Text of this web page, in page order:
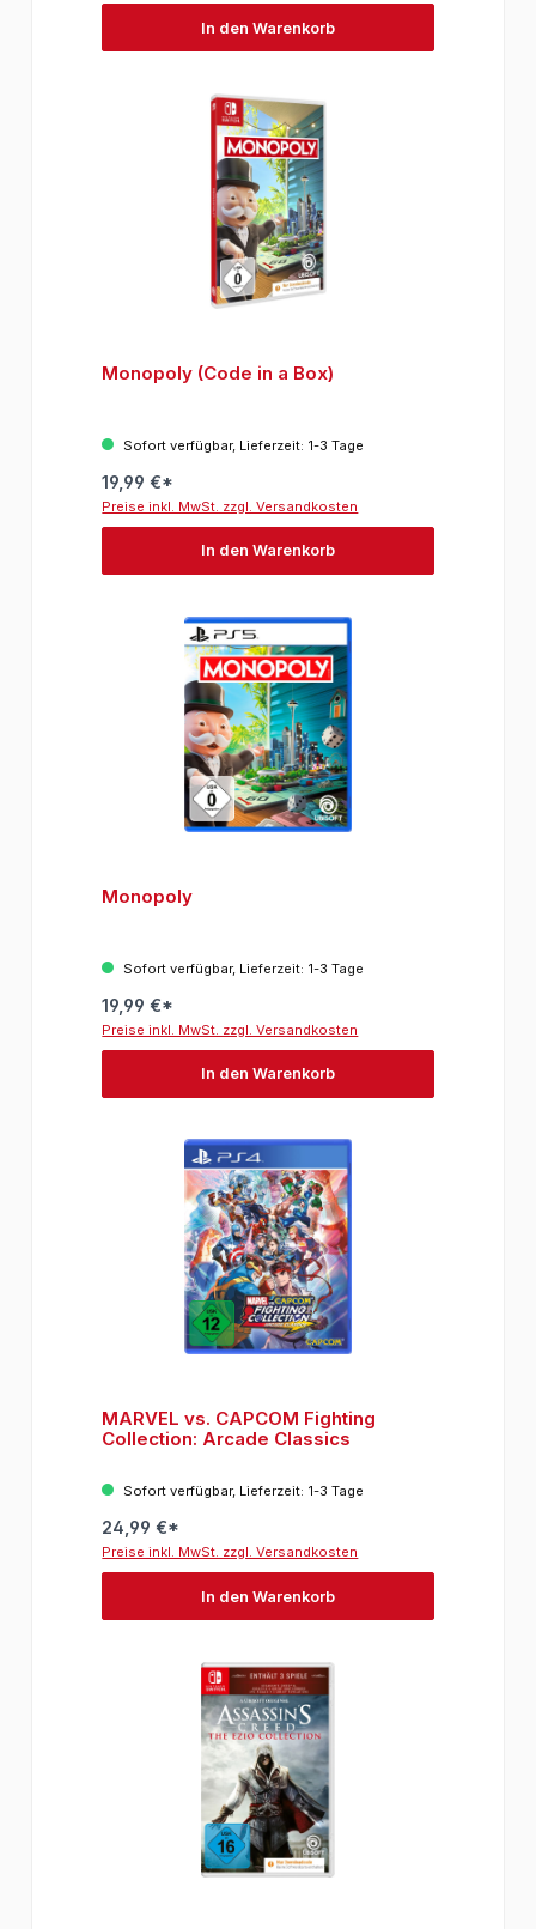
In den Warenkorb
Monopoly (Code in a Box)
Sofort verfügbar, Lieferzeit: 1-3 Tage
19,99 €*
Preise inkl. MwSt. zzgl. Versandkosten
In den Warenkorb
Monopoly
Sofort verfügbar, Lieferzeit: 1-3 Tage
19,99 €*
Preise inkl. MwSt. zzgl. Versandkosten
In den Warenkorb
MARVEL vs. CAPCOM Fighting
Collection: Arcade Classics
Sofort verfügbar, Lieferzeit: 1-3 Tage
24,99 €*
Preise inkl. MwSt. zzgl. Versandkosten
In den Warenkorb